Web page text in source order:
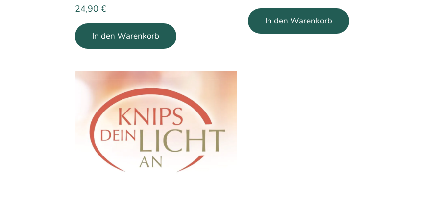
mit4.50
24,90 €
In den Warenkorb
In den Warenkorb